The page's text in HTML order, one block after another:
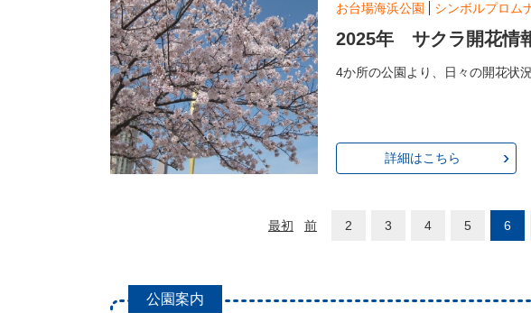
お台場海浜公園 シンボルプロム
2025年 サクラ開花情
4か所の公園より、日々の開花状
詳細はこちら
最初 前 2 3 4 5 6
公園案内